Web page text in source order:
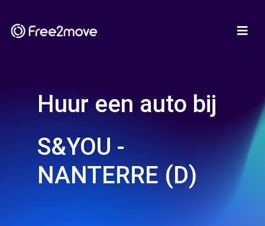
Huur een auto bij
S&YOU -
NANTERRE (D)